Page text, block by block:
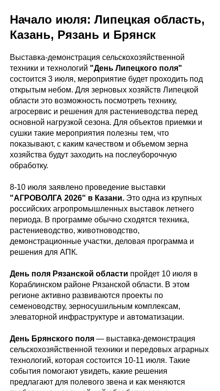
Начало июля: Липецкая область,
Казань, Рязань и Брянск
Выставка-демонстрация сельскохозяйственной
техники и технологий "День Липецкого поля"
состоится 3 июля, мероприятие будет проходить под
открытым небом. Для зерновых хозяйств Липецкой
области это возможность посмотреть технику,
агросервис и решения для растениеводства перед
основной нагрузкой сезона. Для объектов приемки и
сушки такие мероприятия полезны тем, что
показывают, с каким качеством и объемом зерна
хозяйства будут заходить на послеуборочную
обработку.
8-10 июля заявлено проведение выставки
"АГРОВОЛГА 2026" в Казани. Это одна из крупных
российских агропромышленных выставок летнего
периода. В программе обычно сходятся техника,
растениеводство, животноводство,
демонстрационные участки, деловая программа и
решения для АПК.
День поля Рязанской области пройдет 10 июля в
Кораблинском районе Рязанской области. В этом
регионе активно развиваются проекты по
семеноводству, зерносушильным комплексам,
элеваторной инфраструктуре и автоматизации.
День Брянского поля — выставка-демонстрация
сельскохозяйственной техники и передовых аграрных
технологий, которая состоится 10-11 июля. Такие
события помогают увидеть, какие решения
предлагают для полевого звена и как меняются